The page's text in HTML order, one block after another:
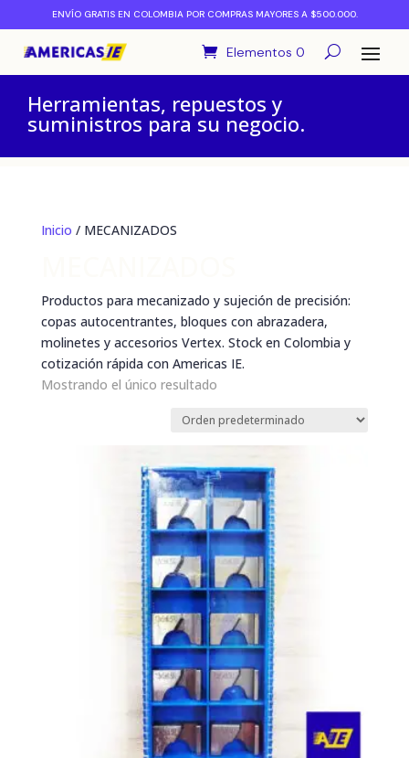
ENVÍO GRATIS EN COLOMBIA POR COMPRAS MAYORES A $500.000.
Elementos 0
Herramientas, repuestos y
suministros para su negocio.
Inicio / MECANIZADOS
Productos para mecanizado y sujeción de precisión:
copas autocentrantes, bloques con abrazadera,
molinetes y accesorios Vertex. Stock en Colombia y
cotización rápida con Americas IE.
Mostrando el único resultado